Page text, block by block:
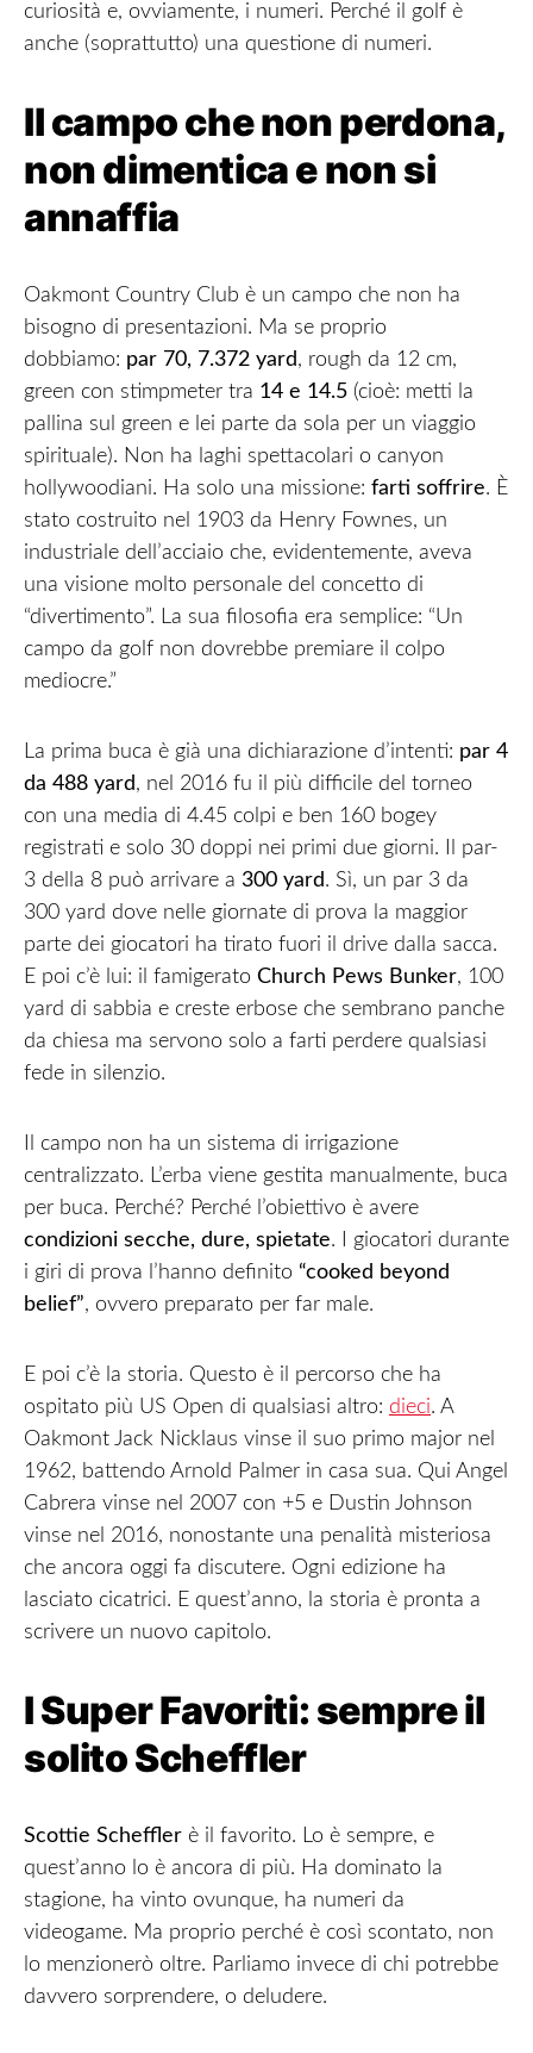
curiosità e, ovviamente, i numeri. Perché il golf è
anche (soprattutto) una questione di numeri.
Il campo che non perdona,
non dimentica e non si
annaffia
Oakmont Country Club è un campo che non ha
bisogno di presentazioni. Ma se proprio
dobbiamo: par 70, 7.372 yard, rough da 12 cm,
green con stimpmeter tra 14 e 14.5 (cioè: metti la
pallina sul green e lei parte da sola per un viaggio
spirituale). Non ha laghi spettacolari o canyon
hollywoodiani. Ha solo una missione: farti soffrire. È
stato costruito nel 1903 da Henry Fownes, un
industriale dell’acciaio che, evidentemente, aveva
una visione molto personale del concetto di
“divertimento”. La sua filosofia era semplice: “Un
campo da golf non dovrebbe premiare il colpo
mediocre.”
La prima buca è già una dichiarazione d’intenti: par 4
da 488 yard, nel 2016 fu il più difficile del torneo
con una media di 4.45 colpi e ben 160 bogey
registrati e solo 30 doppi nei primi due giorni. Il par-
3 della 8 può arrivare a 300 yard. Sì, un par 3 da
300 yard dove nelle giornate di prova la maggior
parte dei giocatori ha tirato fuori il drive dalla sacca.
E poi c’è lui: il famigerato Church Pews Bunker, 100
yard di sabbia e creste erbose che sembrano panche
da chiesa ma servono solo a farti perdere qualsiasi
fede in silenzio.
Il campo non ha un sistema di irrigazione
centralizzato. L’erba viene gestita manualmente, buca
per buca. Perché? Perché l’obiettivo è avere
condizioni secche, dure, spietate. I giocatori durante
i giri di prova l’hanno definito “cooked beyond
belief”, ovvero preparato per far male.
E poi c’è la storia. Questo è il percorso che ha
ospitato più US Open di qualsiasi altro: dieci. A
Oakmont Jack Nicklaus vinse il suo primo major nel
1962, battendo Arnold Palmer in casa sua. Qui Angel
Cabrera vinse nel 2007 con +5 e Dustin Johnson
vinse nel 2016, nonostante una penalità misteriosa
che ancora oggi fa discutere. Ogni edizione ha
lasciato cicatrici. E quest’anno, la storia è pronta a
scrivere un nuovo capitolo.
I Super Favoriti: sempre il
solito Scheffler
Scottie Scheffler è il favorito. Lo è sempre, e
quest’anno lo è ancora di più. Ha dominato la
stagione, ha vinto ovunque, ha numeri da
videogame. Ma proprio perché è così scontato, non
lo menzionerò oltre. Parliamo invece di chi potrebbe
davvero sorprendere, o deludere.